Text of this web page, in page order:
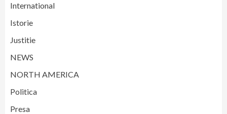
International
Istorie
Justitie
NEWS
NORTH AMERICA
Politica
Presa